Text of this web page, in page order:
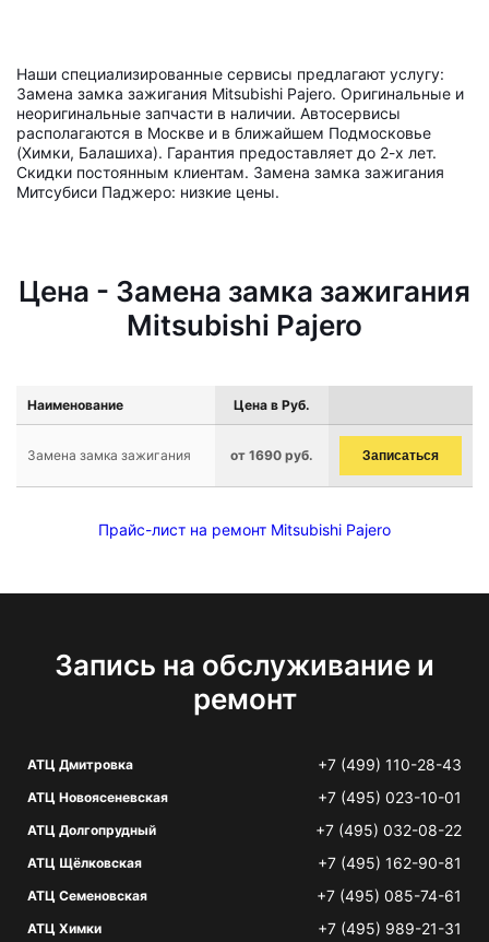
Наши специализированные сервисы предлагают услугу:
Замена замка зажигания Mitsubishi Pajero. Оригинальные и
неоригинальные запчасти в наличии. Автосервисы
располагаются в Москве и в ближайшем Подмосковье
(Химки, Балашиха). Гарантия предоставляет до 2-х лет.
Скидки постоянным клиентам. Замена замка зажигания
Митсубиси Паджеро: низкие цены.
Цена - Замена замка зажигания
Mitsubishi Pajero
Наименование Цена в Руб.
Замена замка зажигания от 1690 руб. Записаться
Прайс-лист на ремонт Mitsubishi Pajero
Запись на обслуживание и
ремонт
АТЦ Дмитровка +7 (499) 110-28-43
АТЦ Новоясеневская +7 (495) 023-10-01
АТЦ Долгопрудный +7 (495) 032-08-22
АТЦ Щёлковская +7 (495) 162-90-81
АТЦ Семеновская +7 (495) 085-74-61
АТЦ Химки +7 (495) 989-21-31